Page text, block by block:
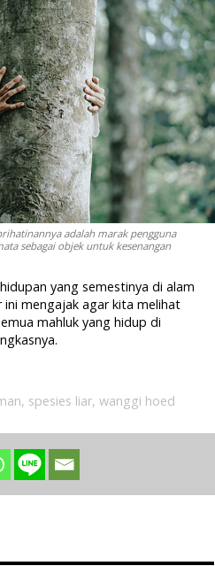
adalah marak pengguna
sebagai objek untuk kesenangan
yang semestinya di alam
ini mengajak agar kita melihat
mahluk yang hidup di
, spesies liar,wanggi hoed